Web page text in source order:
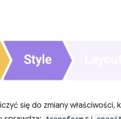
się do zmiany